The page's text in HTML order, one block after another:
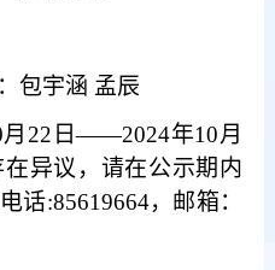
包宇涵 孟辰
22日——2024年10月
异议，请在公示期内
话:85619664，邮箱：